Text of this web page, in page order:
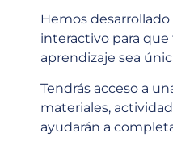
Hemos
interactivo para
aprendizaje sea
Tendrás acceso a
materiales,
ayudarán a